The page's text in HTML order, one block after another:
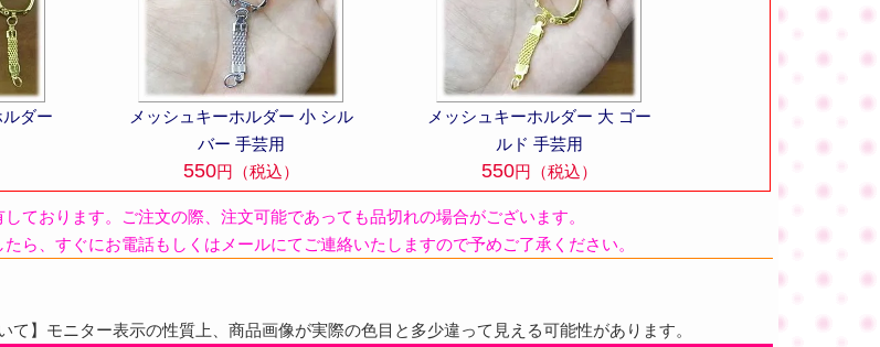
ダー
メッシュキーホルダー 小 シル
バー 手芸用
550円（税込）
メッシュキーホルダー 大 ゴー
ルド 手芸用
550円（税込）
ております。ご注文の際、注文可能であっても品切れの場合がございます。
ら、すぐにお電話もしくはメールにてご連絡いたしますので予めご了承ください。
】モニター表示の性質上、商品画像が実際の色目と多少違って見える可能性があります。